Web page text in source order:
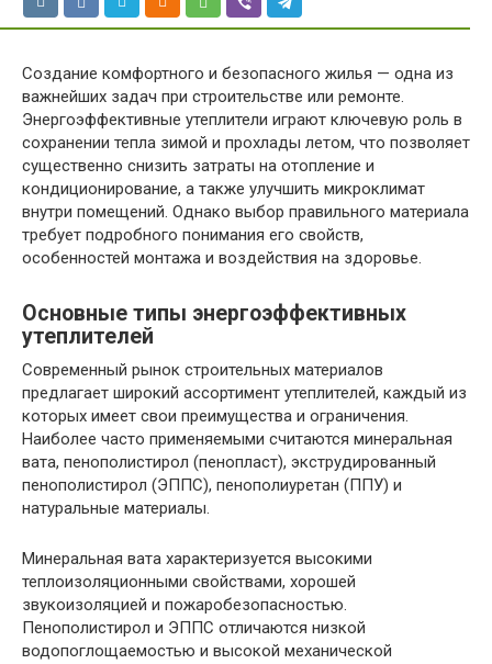
Создание комфортного и безопасного жилья — одна из
важнейших задач при строительстве или ремонте.
Энергоэффективные утеплители играют ключевую роль в
сохранении тепла зимой и прохлады летом, что позволяет
существенно снизить затраты на отопление и
кондиционирование, а также улучшить микроклимат
внутри помещений. Однако выбор правильного материала
требует подробного понимания его свойств,
особенностей монтажа и воздействия на здоровье.
Основные типы энергоэффективных
утеплителей
Современный рынок строительных материалов
предлагает широкий ассортимент утеплителей, каждый из
которых имеет свои преимущества и ограничения.
Наиболее часто применяемыми считаются минеральная
вата, пенополистирол (пенопласт), экструдированный
пенополистирол (ЭППС), пенополиуретан (ППУ) и
натуральные материалы.
Минеральная вата характеризуется высокими
теплоизоляционными свойствами, хорошей
звукоизоляцией и пожаробезопасностью.
Пенополистирол и ЭППС отличаются низкой
водопоглощаемостью и высокой механической